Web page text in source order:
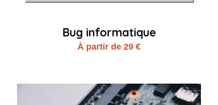
Bug informatique
À partir de 29 €